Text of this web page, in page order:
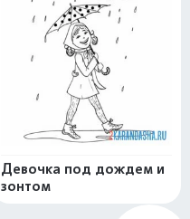
Девочка под дождем и
зонтом